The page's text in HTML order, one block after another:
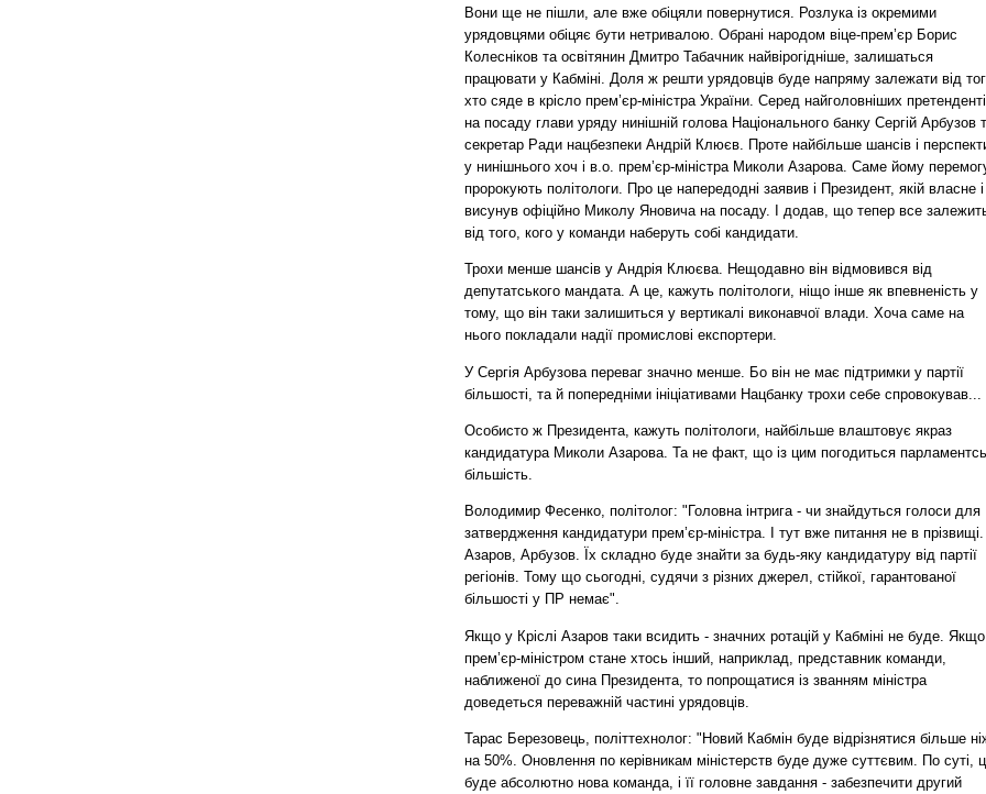
Вони ще не пішли, але вже обіцяли повернутися. Розлука із окремими
урядовцями обіцяє бути нетривалою. Обрані народом віце-прем’єр Борис
Колесніков та освітянин Дмитро Табачник найвірогідніше, залишаться
працювати у Кабміні. Доля ж решти урядовців буде напряму залежати від
хто сяде в крісло прем’єр-міністра України. Серед найголовніших
на посаду глави уряду нинішній голова Національного банку Сергій Арбузов
секретар Ради нацбезпеки Андрій Клюєв. Проте найбільше шансів і
у нинішнього хоч і в.о. прем’єр-міністра Миколи Азарова. Саме йому
пророкують політологи. Про це напередодні заявив і Президент, якій власне і
висунув офіційно Миколу Яновича на посаду. І додав, що тепер все
від того, кого у команди наберуть собі кандидати.
Трохи менше шансів у Андрія Клюєва. Нещодавно він відмовився від
депутатського мандата. А це, кажуть політологи, ніщо інше як впевненість у
тому, що він таки залишиться у вертикалі виконавчої влади. Хоча саме на
нього покладали надії промислові експортери.
У Сергія Арбузова переваг значно менше. Бо він не має підтримки у партії
більшості, та й попередніми ініціативами Нацбанку трохи себе спровокував...
Особисто ж Президента, кажуть політологи, найбільше влаштовує якраз
кандидатура Миколи Азарова. Та не факт, що із цим погодиться
більшість.
Володимир Фесенко, політолог: "Головна інтрига - чи знайдуться голоси для
затвердження кандидатури прем’єр-міністра. І тут вже питання не в прізвищі.
Азаров, Арбузов. Їх складно буде знайти за будь-яку кандидатуру від партії
регіонів. Тому що сьогодні, судячи з різних джерел, стійкої, гарантованої
більшості у ПР немає".
Якщо у Кріслі Азаров таки всидить - значних ротацій у Кабміні не буде. Якщо
прем’єр-міністром стане хтось інший, наприклад, представник команди,
наближеної до сина Президента, то попрощатися із званням міністра
доведеться переважній частині урядовців.
Тарас Березовець, політтехнолог: "Новий Кабмін буде відрізнятися більше
на 50%. Оновлення по керівникам міністерств буде дуже суттєвим. По суті,
буде абсолютно нова команда, і її головне завдання - забезпечити другий